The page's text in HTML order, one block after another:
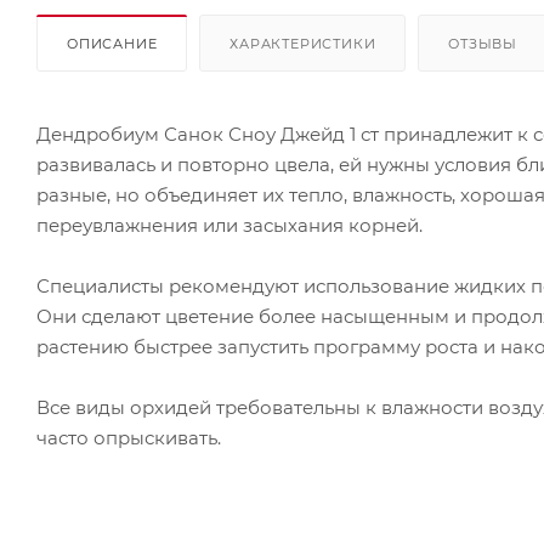
ОПИСАНИЕ ХАРАКТЕРИСТИКИ ОТЗЫВЫ
Дендробиум Санок Сноу Джейд 1 ст принадлежит к
развивалась и повторно цвела, ей нужны условия
разные, но объединяет их тепло, влажность,
переувлажнения или засыхания корней.
Специалисты рекомендуют использование жидких
Они сделают цветение более насыщенным и
растению быстрее запустить программу роста и
Все виды орхидей требовательны к влажности
часто опрыскивать.